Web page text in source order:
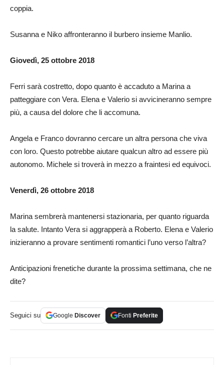
coppia.
Susanna e Niko affronteranno il burbero insieme Manlio.
Giovedì, 25 ottobre 2018
Ferri sarà costretto, dopo quanto è accaduto a Marina a
patteggiare con Vera. Elena e Valerio si avvicineranno sempre
più, a causa del dolore che li accomuna.
Angela e Franco dovranno cercare un altra persona che viva
con loro. Questo potrebbe aiutare qualcun altro ad essere più
autonomo. Michele si troverà in mezzo a fraintesi ed equivoci.
Venerdì, 26 ottobre 2018
Marina sembrerà mantenersi stazionaria, per quanto riguarda
la salute. Intanto Vera si aggrapperà a Roberto. Elena e Valerio
inizieranno a provare sentimenti romantici l’uno verso l’altra?
Anticipazioni frenetiche durante la prossima settimana, che ne
dite?
Seguici su Google Discover Fonti Preferite